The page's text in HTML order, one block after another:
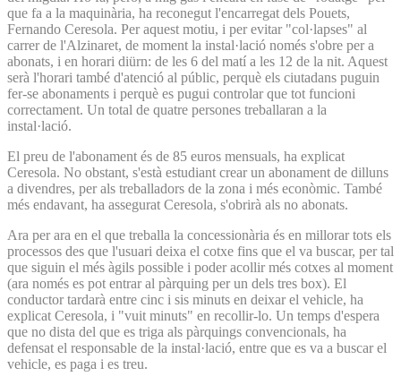
que fa a la maquinària, ha reconegut l'encarregat dels Pouets,
Fernando Ceresola. Per aquest motiu, i per evitar "col·lapses" al
carrer de l'Alzinaret, de moment la instal·lació només s'obre per a
abonats, i en horari diürn: de les 6 del matí a les 12 de la nit. Aquest
serà l'horari també d'atenció al públic, perquè els ciutadans puguin
fer-se abonaments i perquè es pugui controlar que tot funcioni
correctament. Un total de quatre persones treballaran a la
instal·lació.
El preu de l'abonament és de 85 euros mensuals, ha explicat
Ceresola. No obstant, s'està estudiant crear un abonament de dilluns
a divendres, per als treballadors de la zona i més econòmic. També
més endavant, ha assegurat Ceresola, s'obrirà als no abonats.
Ara per ara en el que treballa la concessionària és en millorar tots els
processos des que l'usuari deixa el cotxe fins que el va buscar, per tal
que siguin el més àgils possible i poder acollir més cotxes al moment
(ara només es pot entrar al pàrquing per un dels tres box). El
conductor tardarà entre cinc i sis minuts en deixar el vehicle, ha
explicat Ceresola, i "vuit minuts" en recollir-lo. Un temps d'espera
que no dista del que es triga als pàrquings convencionals, ha
defensat el responsable de la instal·lació, entre que es va a buscar el
vehicle, es paga i es treu.